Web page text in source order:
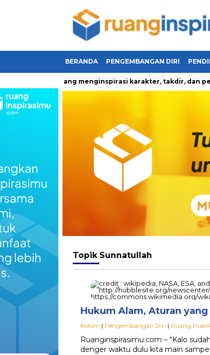
BERANDA PENGEMBANGAN DIRI
kehidupan yang menginspirasi karakter, takdir, dan
Topik Sunnatullah
Hukum Alam, Aturan
Kolom | Pengembangan Diri | Ruang
Ruanginspirasimu.com – “Kalo
denger waktu dulu kita main